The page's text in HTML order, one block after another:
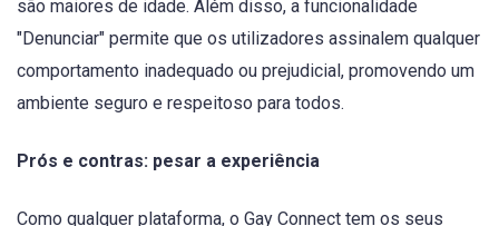
são maiores de idade. Além disso, a funcionalidade
"Denunciar" permite que os utilizadores assinalem qualquer
comportamento inadequado ou prejudicial, promovendo um
ambiente seguro e respeitoso para todos.
Prós e contras: pesar a experiência
Como qualquer plataforma, o Gay Connect tem os seus